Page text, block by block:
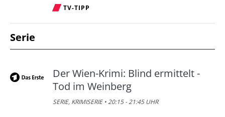
TV-TIPP
Serie
Der Wien-Krimi: Blind ermittelt -
Tod im Weinberg
SERIE, KRIMISERIE • 20:15 - 21:45 UHR